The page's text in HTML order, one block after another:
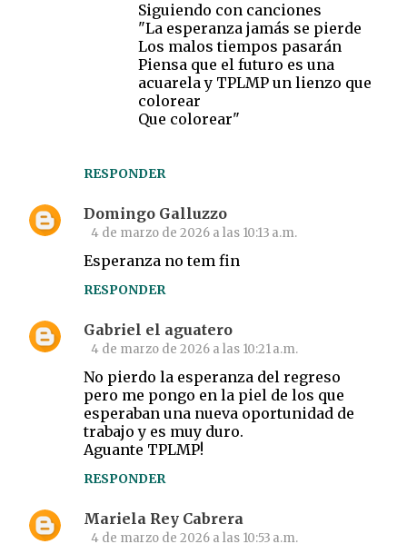
RESPONDER
Siguiendo con canciones
"La esperanza jamás se pierde
Los malos tiempos pasarán
Piensa que el futuro es una
acuarela y TPLMP un lienzo que
colorear
Que colorear"
Domingo Galluzzo
4 de marzo de 2026 a las 10:13 a.m.
Esperanza no tem fin
RESPONDER
Gabriel el aguatero
4 de marzo de 2026 a las 10:21 a.m.
No pierdo la esperanza del regreso
pero me pongo en la piel de los que
esperaban una nueva oportunidad de
trabajo y es muy duro.
Aguante TPLMP!
RESPONDER
Mariela Rey Cabrera
4 de marzo de 2026 a las 10:53 a.m.